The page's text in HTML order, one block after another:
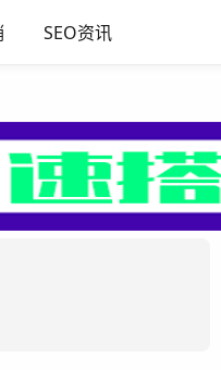
SEO资讯